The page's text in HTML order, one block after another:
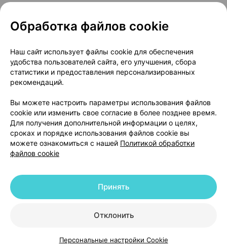
КаталогКорзинаИзбранноеПрофиль
терапии лизиноприлом. У некоторых пациентов с
артериальной гипертензией без выраженной
отмечалось увеличение концентрации мочевины и
креатинина в сыворотке крови, обычно
незначительное и транзиторное, особенно в тех
одновременно с диуретиком. Это особенно
вероятно у пациентов с предшествующей
почечной недостаточностью. Может
потребоваться снижение дозы и/или отмена
диуретика и/или лизиноприла. При остром
следует начинать у пациентов с признаками
почечной недостаточности, которая определялась
как концентрация креатинина в сыворотке крови,
превышающая 177 мкмоль/л, и/или протеинурия,
функции почек во время лечения лизиноприлом
Обработка файлов cookie
Наш сайт использует файлы cookie для обеспечения
удобства пользователей сайта, его улучшения, сбора
статистики и предоставления персонализированных
рекомендаций.
Вы можете настроить параметры использования файлов
cookie или изменить свое согласие в более позднее время.
Для получения дополнительной информации о целях,
сроках и порядке использования файлов cookie вы
можете ознакомиться с нашей Политикой обработки
файлов cookie
Отклонить
Принять
Персональные настройки Cookie